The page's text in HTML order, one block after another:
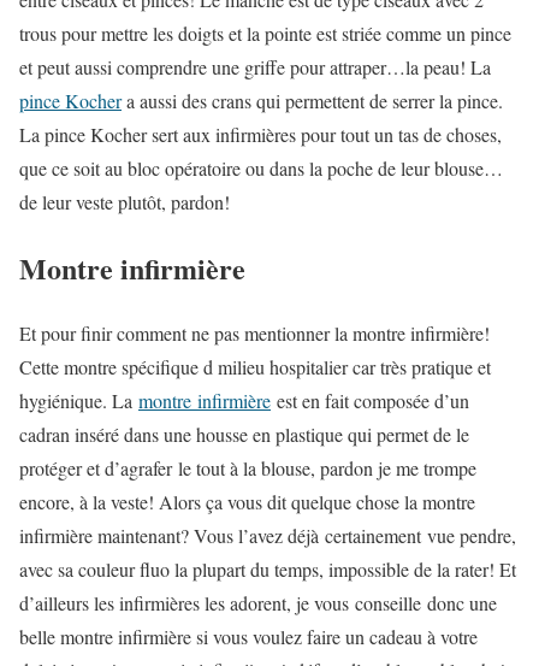
trous pour mettre les doigts et la pointe est striée comme un pince
et peut aussi comprendre une griffe pour attraper…la peau! La
pince Kochera aussi des crans qui permettent de serrer la pince.
La pince Kocher sert aux infirmières pour tout un tas de choses,
que ce soit au bloc opératoire ou dans la poche de leur blouse…
de leur veste plutôt, pardon!
Montre infirmière
Et pour finir comment ne pas mentionner la montre infirmière!
Cette montre spécifique d milieu hospitalier car très pratique et
hygiénique. La montre infirmière est en fait composée d’un
cadran inséré dans une housse en plastique qui permet de le
protéger et d’agrafer le tout à la blouse, pardon je me trompe
encore, à la veste! Alors ça vous dit quelque chose la montre
infirmière maintenant? Vous l’avez déjà certainement vue pendre,
avec sa couleur fluo la plupart du temps, impossible de la rater! Et
d’ailleurs les infirmières les adorent, je vous conseille donc une
belle montre infirmière si vous voulez faire un cadeau à votre